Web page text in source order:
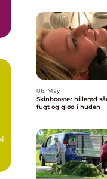
06. May
Skinbooster hillerød sådan får du mere
fugt og glød i huden